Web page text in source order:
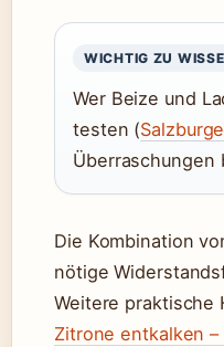
WICHTIG ZU
Wer Beize und
testen (
Überraschungen
Die Kombination
nötige
Weitere praktische
Zitrone entkalken